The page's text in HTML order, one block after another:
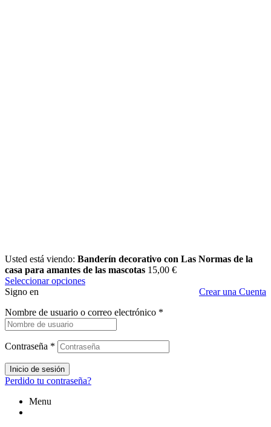
Usted está viendo: Banderín decorativo con Las Normas de la
casa para amantes de las mascotas 15,00 €
Seleccionar opciones
Signo en
Crear una Cuenta
Nombre de usuario o correo electrónico *
Contraseña *
Inicio de sesión
Perdido tu contraseña?
Menu